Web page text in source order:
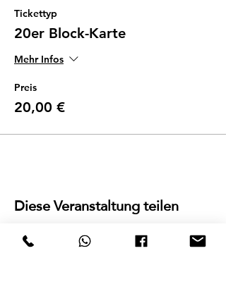
Tickettyp
20er Block-Karte
Mehr Infos
Preis
20,00 €
Diese Veranstaltung teilen